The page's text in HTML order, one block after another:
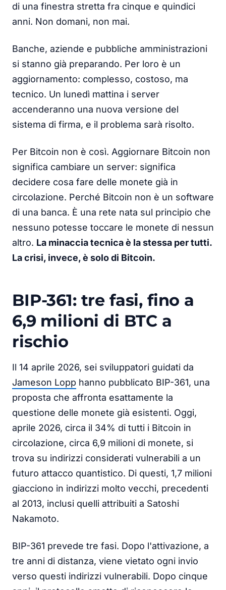
di una finestra stretta fra cinque e quindici
anni. Non domani, non mai.
Banche, aziende e pubbliche amministrazioni
si stanno già preparando. Per loro è un
aggiornamento: complesso, costoso, ma
tecnico. Un lunedì mattina i server
accenderanno una nuova versione del
sistema di firma, e il problema sarà risolto.
Per Bitcoin non è così. Aggiornare Bitcoin non
significa cambiare un server: significa
decidere cosa fare delle monete già in
circolazione. Perché Bitcoin non è un software
di una banca. È una rete nata sul principio che
nessuno potesse toccare le monete di nessun
altro. La minaccia tecnica è la stessa per tutti.
La crisi, invece, è solo di Bitcoin.
BIP-361: tre fasi, fino a
6,9 milioni di BTC a
rischio
Il 14 aprile 2026, sei sviluppatori guidati da
Jameson Lopp hanno pubblicato BIP-361, una
proposta che affronta esattamente la
questione delle monete già esistenti. Oggi,
aprile 2026, circa il 34% di tutti i Bitcoin in
circolazione, circa 6,9 milioni di monete, si
trova su indirizzi considerati vulnerabili a un
futuro attacco quantistico. Di questi, 1,7 milioni
giacciono in indirizzi molto vecchi, precedenti
al 2013, inclusi quelli attribuiti a Satoshi
Nakamoto.
BIP-361 prevede tre fasi. Dopo l'attivazione, a
tre anni di distanza, viene vietato ogni invio
verso questi indirizzi vulnerabili. Dopo cinque